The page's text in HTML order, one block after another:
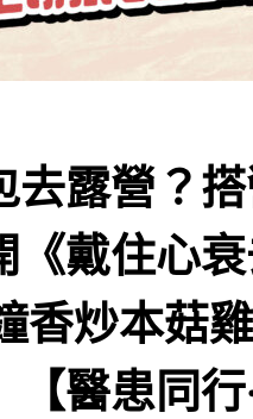
去露營？
《戴住心
香炒本菇
醫患同行